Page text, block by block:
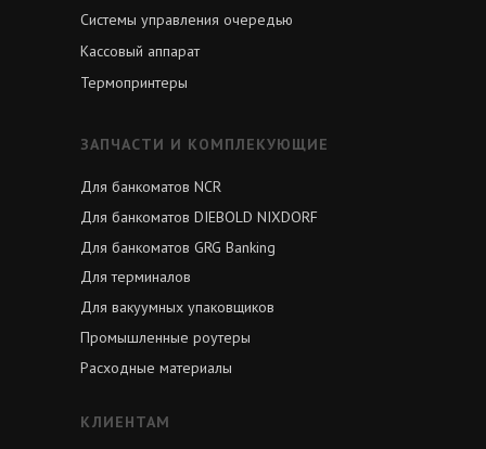
КЛИЕНТАМ
ЗАПЧАСТИ И КОМПЛЕКУЮЩИЕ
Для банкоматов NCR
Для терминалов
Для банкоматов DIEBOLD NIXDORF
Для банкоматов GRG Banking
Расходные материалы
Для вакуумных упаковщиков
Промышленные роутеры
Системы управления очередью
Кассовый аппарат
Термопринтеры